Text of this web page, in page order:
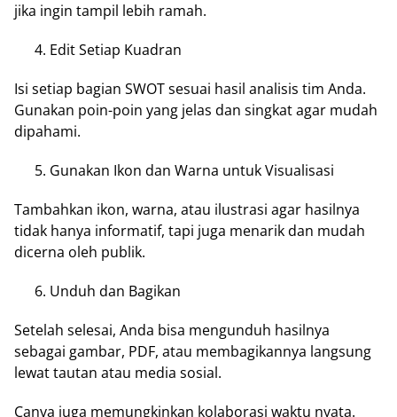
jika ingin tampil lebih ramah.
Edit Setiap Kuadran
Isi setiap bagian SWOT sesuai hasil analisis tim Anda.
Gunakan poin-poin yang jelas dan singkat agar mudah
dipahami.
Gunakan Ikon dan Warna untuk Visualisasi
Tambahkan ikon, warna, atau ilustrasi agar hasilnya
tidak hanya informatif, tapi juga menarik dan mudah
dicerna oleh publik.
Unduh dan Bagikan
Setelah selesai, Anda bisa mengunduh hasilnya
sebagai gambar, PDF, atau membagikannya langsung
lewat tautan atau media sosial.
Canva juga memungkinkan kolaborasi waktu nyata.